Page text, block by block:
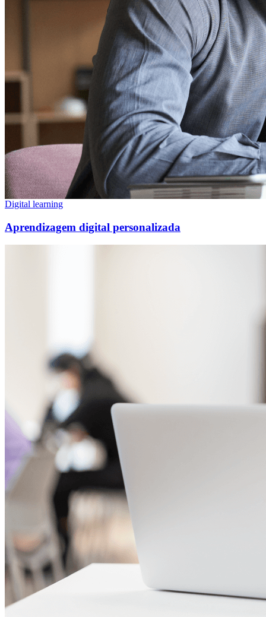
Digital learning
Aprendizagem digital personalizada